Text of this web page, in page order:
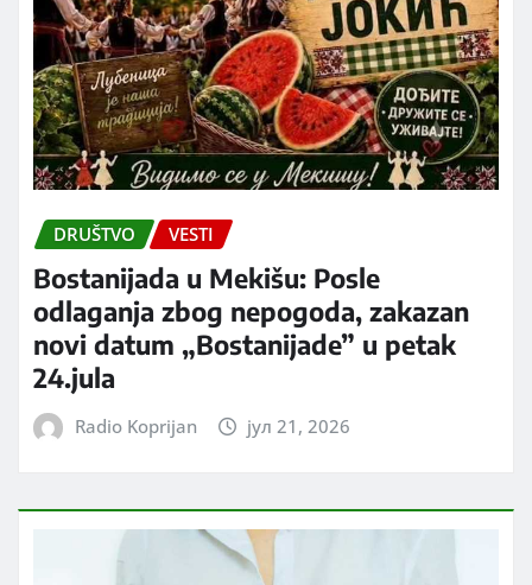
DRUŠTVO VESTI
Bostanijada u Mekišu: Posle
odlaganja zbog nepogoda, zakazan
novi datum „Bostanijade” u petak
24.jula
Radio Koprijan јул 21, 2026